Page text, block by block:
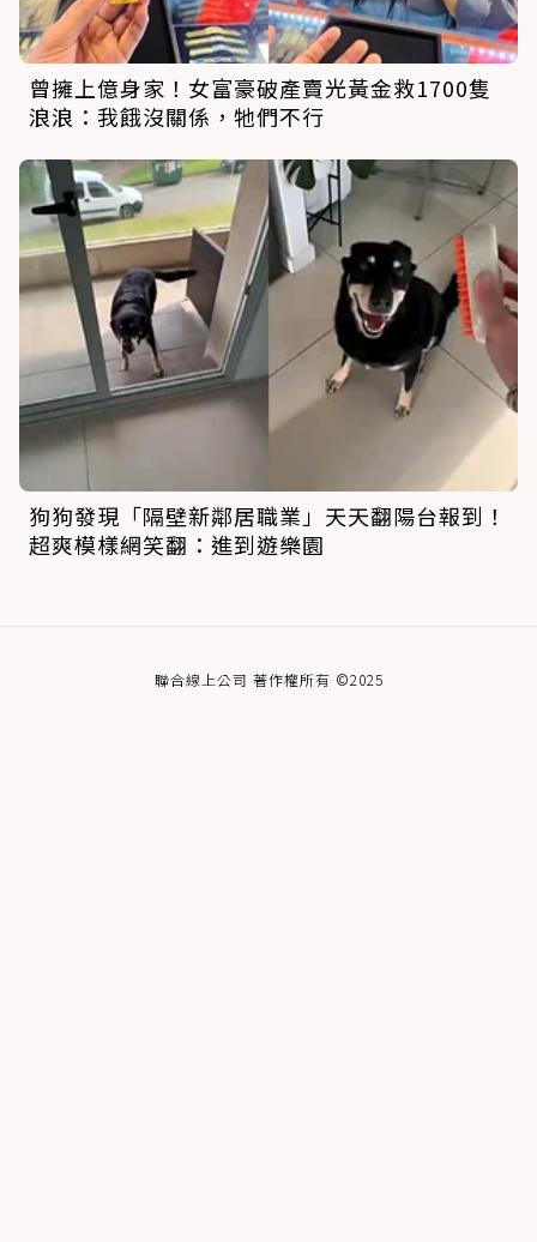
曾擁上億身家！女富豪破產賣光黃金救1700隻
浪浪：我餓沒關係，牠們不行
狗狗發現「隔壁新鄰居職業」天天翻陽台報到！
超爽模樣網笑翻：進到遊樂園
聯合線上公司 著作權所有 ©2025